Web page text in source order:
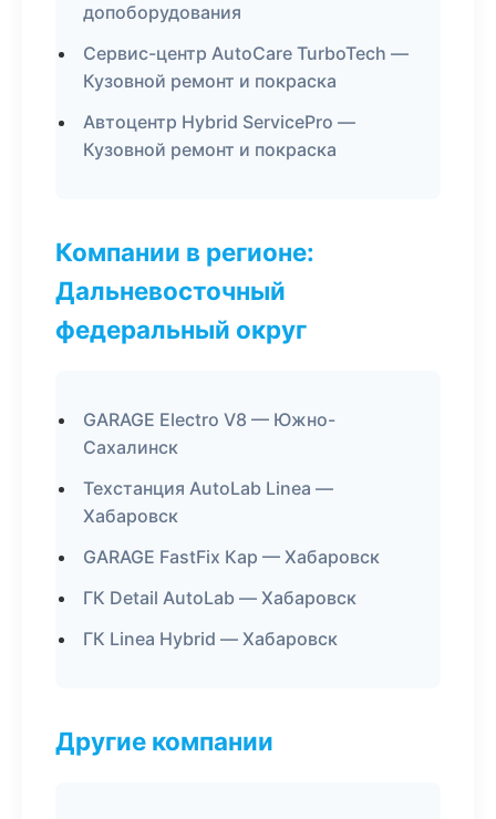
допоборудования
Сервис-центр AutoCare TurboTech —
Кузовной ремонт и покраска
Автоцентр Hybrid ServicePro —
Кузовной ремонт и покраска
Компании в регионе:
Дальневосточный
федеральный округ
GARAGE Electro V8 — Южно-
Сахалинск
Техстанция AutoLab Linea —
Хабаровск
GARAGE FastFix Кар — Хабаровск
ГК Detail AutoLab — Хабаровск
ГК Linea Hybrid — Хабаровск
Другие компании